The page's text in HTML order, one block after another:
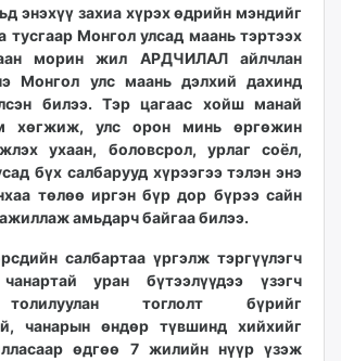
энэхүү захиа хүрэх өдрийн мэндийг
тусгаар Монгол улсад маань тэртээх
морин жил АРДЧИЛАЛ айлчлан
Монгол улс маань дэлхий дахинд
билээ. Тэр цагаас хойш манай
хөгжиж, улс орон минь өргөжин
ухаан, боловсрол, урлаг соёл,
бүх салбарууд хүрээгээ тэлэн энэ
төлөө иргэн бүр дор бүрээ сайн
амьдарч байгаа билээ.
салбартаа үргэлж тэргүүлэгч
уран бүтээлүүдээ үзэгч
тоглолт бүрийг
чанарын өндөр түвшинд хийхийг
өдгөө 7 жилийн нүүр үзэж